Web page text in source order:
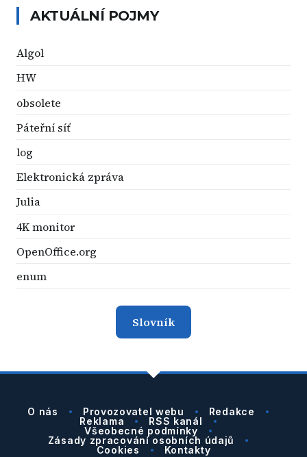
AKTUÁLNÍ POJMY
Algol
HW
obsolete
Páteřní síť
log
Elektronická zpráva
Julia
4K monitor
OpenOffice.org
enum
Slovník
O nás Provozovatel webu
Redakce
Reklama
RSS kanál
Všeobecné podmínky
Zásady zpracování osobních údajů
Cookies
Kontakty